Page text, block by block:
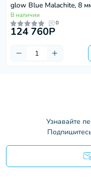
glow Blue Malachite, 8
В наличии
0
124 760P
Узнавайте